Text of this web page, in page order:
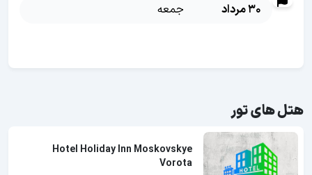
30 مرداد جمعه
هتل های تور
Hotel Holiday Inn Moskovskye
Vorota